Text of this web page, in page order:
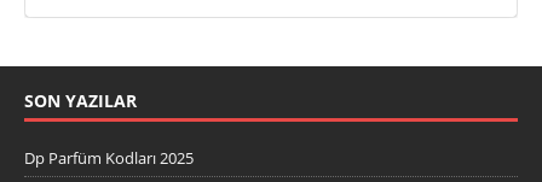
SON YAZILAR
Dp Parfüm Kodları 2025